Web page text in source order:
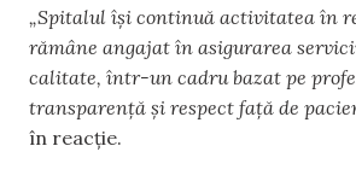
„Spitalul își continuă activitatea în
rămâne angajat în asigurarea
calitate, într-un cadru bazat pe
transparență și respect față de
în reacție.